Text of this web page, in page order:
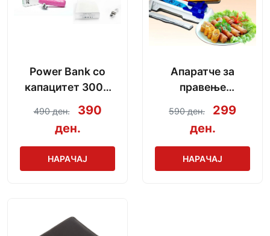
Power Bank со
капацитет 3000
mAh + кабел за
полнење
490 ден.
390
ден.
НАРАЧАЈ
Апаратче за
правење
сармички во
неколку секунди
590 ден.
299
ден.
НАРАЧАЈ